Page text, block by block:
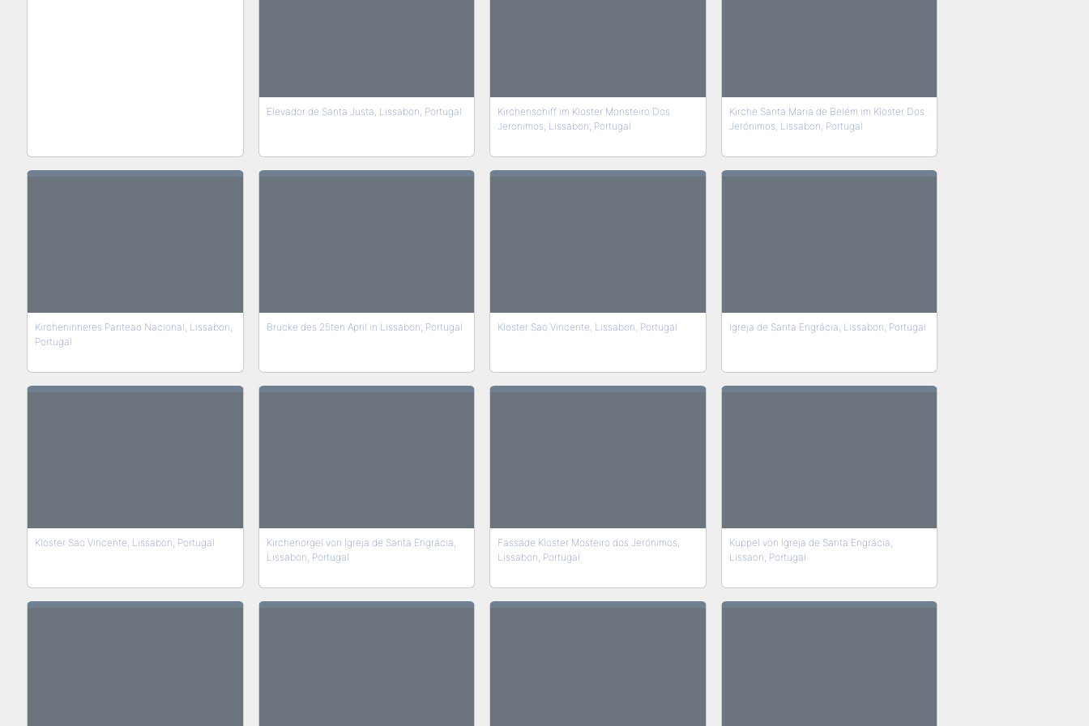
Elevador de Santa Justa, Lissabon, Portugal
Kirchenschiff im Kloster Monsteiro Dos
Jeronimos, Lissabon, Portugal
Kirche Santa Maria de Belém im Kloster Dos
Jerónimos, Lissabon, Portugal
Kircheninneres Panteao Nacional, Lissabon,
Portugal
Brücke des 25ten April in Lissabon, Portugal Kloster Sao Vincente, Lissabon, Portugal Igreja de Santa Engrácia, Lissabon, Portugal
Kloster Sao Vincente, Lissabon, Portugal
Kirchenorgel von Igreja de Santa Engrácia,
Lissabon, Portugal
Fassade Kloster Mosteiro dos Jerónimos,
Lissabon, Portugal
Kuppel von Igreja de Santa Engrácia,
Lissaon, Portugal